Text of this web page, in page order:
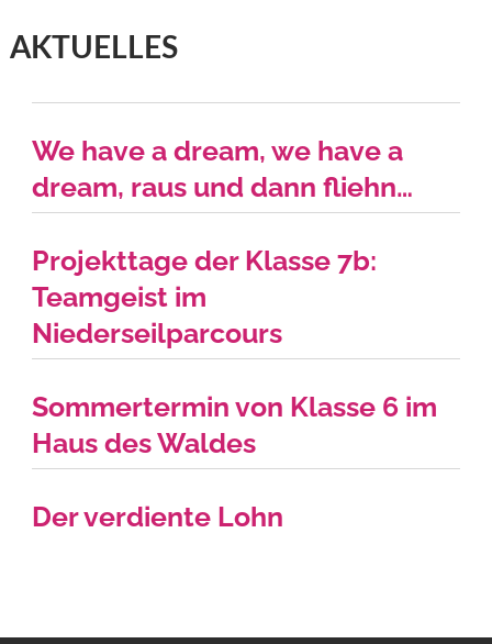
AKTUELLES
We have a dream, we have a
dream, raus und dann fliehn…
Projekttage der Klasse 7b:
Teamgeist im
Niederseilparcours
Sommertermin von Klasse 6 im
Haus des Waldes
Der verdiente Lohn